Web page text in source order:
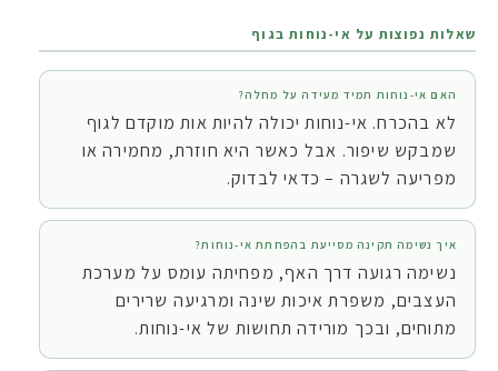
שאלות נפוצות על אי-נוחות בגוף
האם אי-נוחות תמיד מעידה על מחלה?
לא בהכרח. אי-נוחות יכולה להיות אות מוקדם לגוף
שמבקש שיפור. אבל כאשר היא חוזרת, מחמירה או
מפריעה לשגרה – כדאי לבדוק.
איך נשימה תקינה מסייעת בהפחתת אי-נוחות?
נשימה רגועה דרך האף, מפחיתה עומס על מערכת
העצבים, משפרת איכות שינה ומרגיעה שרירים
מתוחים, ובכך מורידה תחושות של אי-נוחות.